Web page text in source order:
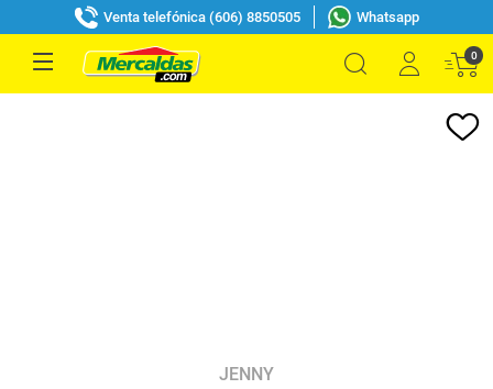
Venta telefónica (606) 8850505 Whatsapp
0
JENNY